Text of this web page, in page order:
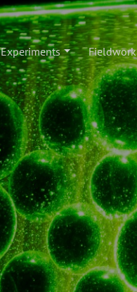
Experiments Fieldwork